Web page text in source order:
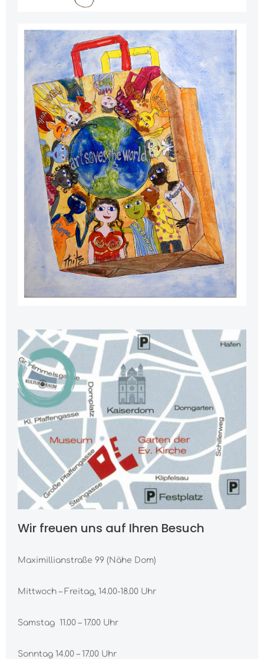
Wir freuen uns auf Ihren Besuch
Maximillianstraße 99 (Nähe Dom)
Mittwoch – Freitag, 14.00-18.00 Uhr
Samstag 11.00 – 17.00 Uhr
Sonntag 14.00 – 17.00 Uhr